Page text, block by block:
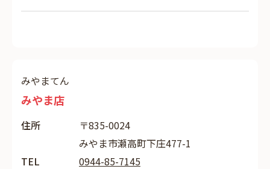
みやまてん
みやま店
住所
〒835-0024
みやま市瀬高町下庄477-1
TEL
0944-85-7145